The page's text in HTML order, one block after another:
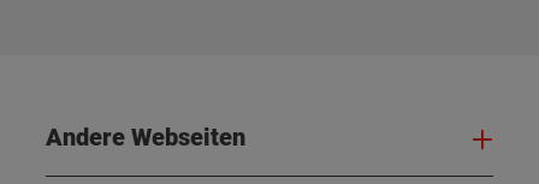
Andere Webseiten